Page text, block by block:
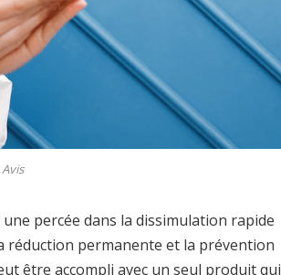
percée dans la dissimulation rapide
réduction permanente et la prévention
être accompli avec un seul produit qui